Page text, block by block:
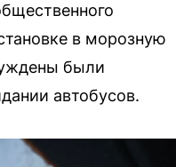
в морозную
были
автобусов.